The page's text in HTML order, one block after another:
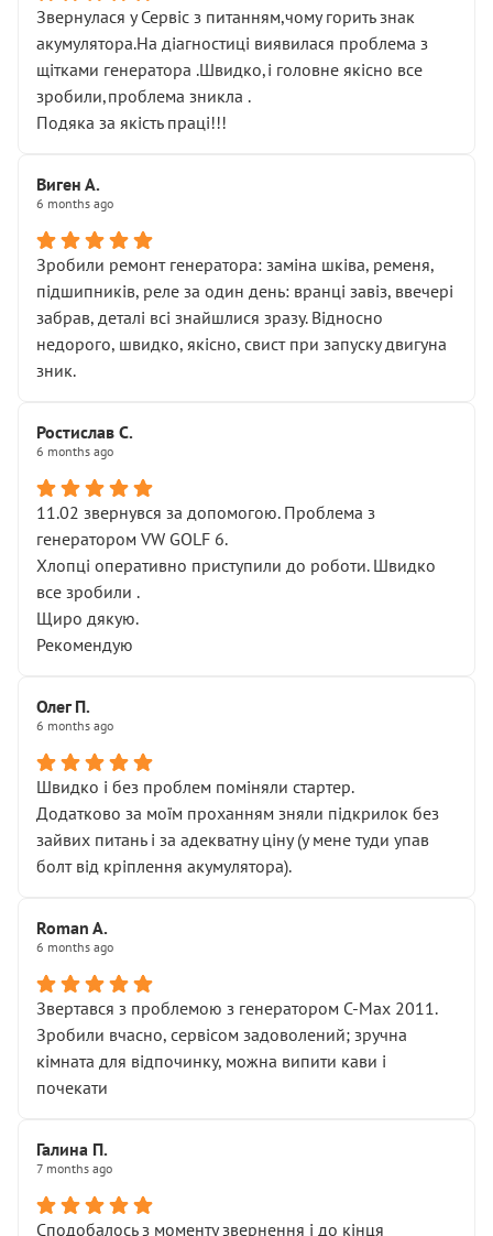
Звернулася у Сервіс з питанням,чому горить знак
акумулятора.На діагностиці виявилася проблема з
щітками генератора .Швидко,і головне якісно все
зробили,проблема зникла .
Подяка за якість праці!!!
Виген А.
6 months ago
Зробили ремонт генератора: заміна шківа, ременя,
підшипників, реле за один день: вранці завіз, ввечері
забрав, деталі всі знайшлися зразу. Відносно
недорого, швидко, якісно, свист при запуску двигуна
зник.
Ростислав С.
6 months ago
11.02 звернувся за допомогою. Проблема з
генератором VW GOLF 6.
Хлопці оперативно приступили до роботи. Швидко
все зробили .
Щиро дякую.
Рекомендую
Олег П.
6 months ago
Швидко і без проблем поміняли стартер.
Додатково за моїм проханням зняли підкрилок без
зайвих питань і за адекватну ціну (у мене туди упав
болт від кріплення акумулятора).
Roman A.
6 months ago
Звертався з проблемою з генератором C-Max 2011.
Зробили вчасно, сервісом задоволений; зручна
кімната для відпочинку, можна випити кави і
почекати
Галина П.
7 months ago
Сподобалось з моменту звернення і до кінця